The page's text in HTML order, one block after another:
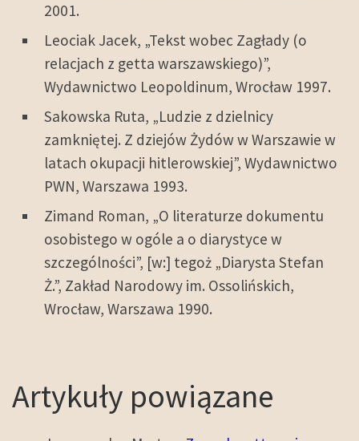
2001.
Leociak Jacek, „Tekst wobec Zagłady (o
relacjach z getta warszawskiego)”,
Wydawnictwo Leopoldinum, Wrocław 1997.
Sakowska Ruta, „Ludzie z dzielnicy
zamkniętej. Z dziejów Żydów w Warszawie w
latach okupacji hitlerowskiej”, Wydawnictwo
PWN, Warszawa 1993.
Zimand Roman, „O literaturze dokumentu
osobistego w ogóle a o diarystyce w
szczególności”, [w:] tegoż „Diarysta Stefan
Ż.”, Zakład Narodowy im. Ossolińskich,
Wrocław, Warszawa 1990.
Artykuły powiązane